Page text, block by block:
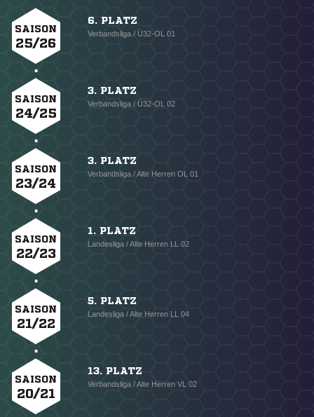
SAISON
25/26
6. PLATZ
Verbandsliga / Ü32-OL 01
SAISON
24/25
3. PLATZ
Verbandsliga / Ü32-OL 02
SAISON
23/24
3. PLATZ
Verbandsliga / Alte Herren OL 01
SAISON
22/23
1. PLATZ
Landesliga / Alte Herren LL 02
SAISON
21/22
5. PLATZ
Landesliga / Alte Herren LL 04
SAISON
20/21
13. PLATZ
Verbandsliga / Alte Herren VL 02